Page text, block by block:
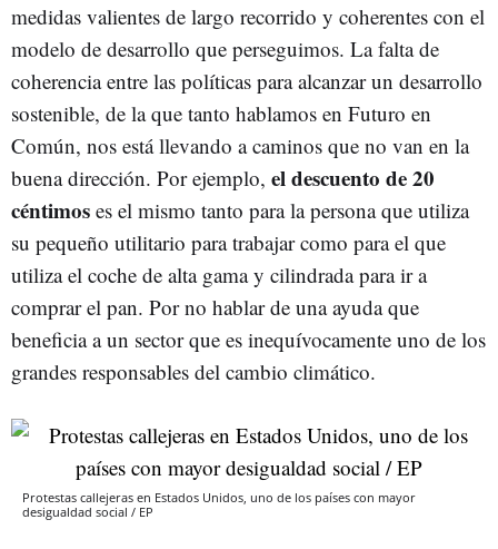
medidas valientes de largo recorrido y coherentes con el
modelo de desarrollo que perseguimos. La falta de
coherencia entre las políticas para alcanzar un desarrollo
sostenible, de la que tanto hablamos en Futuro en
Común, nos está llevando a caminos que no van en la
buena dirección. Por ejemplo, el descuento de 20
céntimos es el mismo tanto para la persona que utiliza
su pequeño utilitario para trabajar como para el que
utiliza el coche de alta gama y cilindrada para ir a
comprar el pan. Por no hablar de una ayuda que
beneficia a un sector que es inequívocamente uno de los
grandes responsables del cambio climático.
Protestas callejeras en Estados Unidos, uno de los países con mayor
desigualdad social / EP